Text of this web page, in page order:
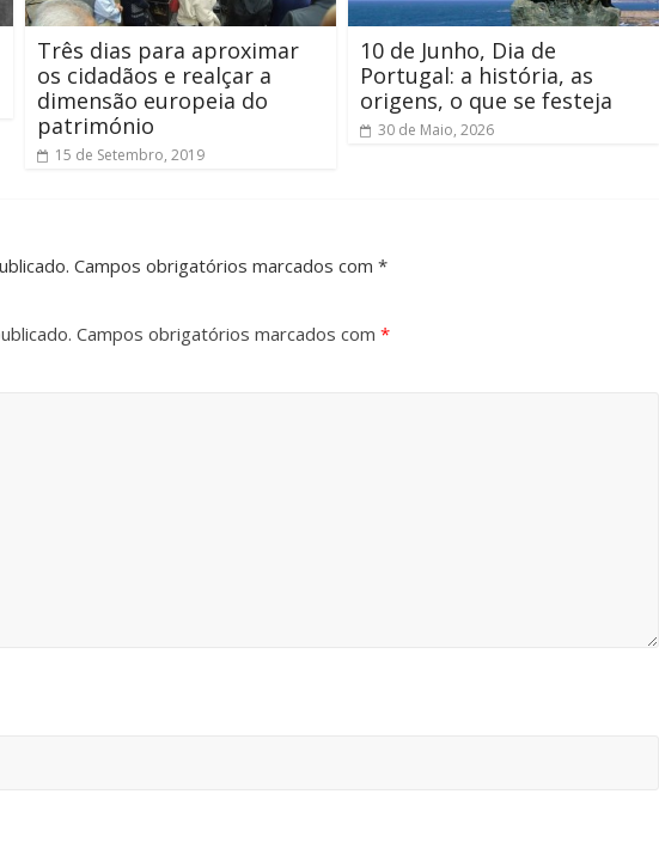
Três dias para aproximar
os cidadãos e realçar a
dimensão europeia do
património
15 de Setembro, 2019
10 de Junho, Dia de
Portugal: a história, as
origens, o que se festeja
30 de Maio, 2026
Campos obrigatórios marcados com *
Campos obrigatórios marcados com *